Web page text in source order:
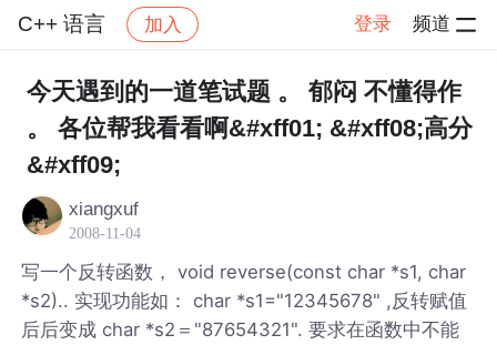
C++ 语言 加入 登录 频道
社区 C++ 语言 帖子详情
今天遇到的一道笔试题 。 郁闷 不懂得作
。 各位帮我看看啊&#xff01; &#xff08;高分
&#xff09;
xiangxuf
2008-11-04
写一个反转函数， void reverse(const char *s1, char
*s2).. 实现功能如： char *s1="12345678" ,反转赋值
后后变成 char *s2＝"87654321". 要求在函数中不能